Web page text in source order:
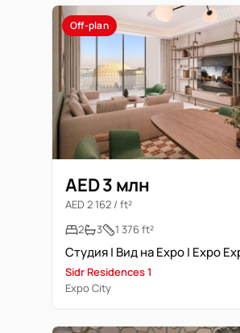
Off-plan
AED 3 млн
AED 2 162 / ft²
2
3 1 376 ft²
Студия | Вид на Expo | Expo
Sidr Residences 1
Expo City